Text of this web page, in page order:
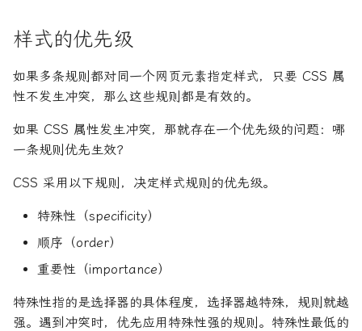
样式的优先级
如果多条规则都对同一个网页元素指定样式，只要 CSS 属
性不发生冲突，那么这些规则都是有效的。
如果 CSS 属性发生冲突，那就存在一个优先级的问题：哪
一条规则优先生效？
CSS 采用以下规则，决定样式规则的优先级。
特殊性（specificity）
顺序（order）
重要性（importance）
特殊性指的是选择器的具体程度，选择器越特殊，规则就越
强。遇到冲突时，优先应用特殊性强的规则。特殊性最低的